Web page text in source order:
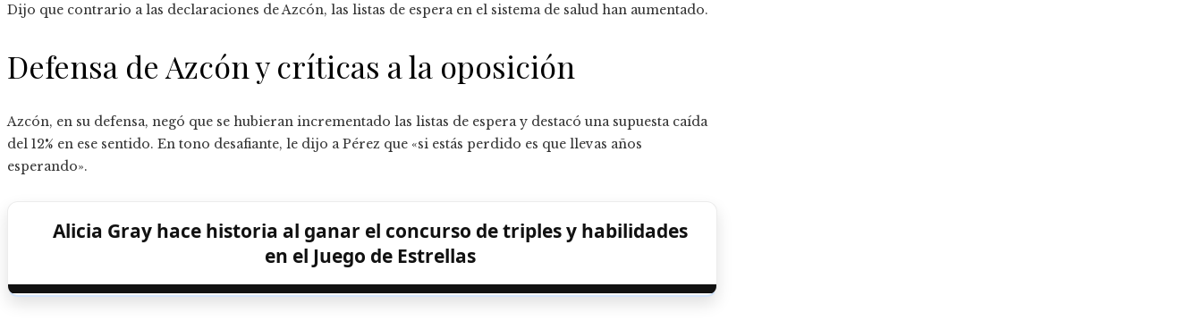
Dijo que contrario a las declaraciones de Azcón, las listas de espera en el sistema de salud han aumentado.
Defensa de Azcón y críticas a la oposición
Azcón, en su defensa, negó que se hubieran incrementado las listas de espera y destacó una supuesta caída
del 12% en ese sentido. En tono desafiante, le dijo a Pérez que «si estás perdido es que llevas años
esperando».
Alicia Gray hace historia al ganar el concurso de triples y habilidades
en el Juego de Estrellas